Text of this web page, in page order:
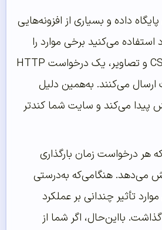
داده و بسیاری از افزونه‌هایی
می‌کنید برخی موارد را
مانند اسکریپت‌ها، CSS و تصاویر، یک درخواست HTTP
ارسال می‌کنند. به‌همین دلیل
پیدا می‌کند و سایت شما کندتر
هر درخواست زمان بارگذاری
می‌دهد. هنگامی‌که به‌درستی
تأثیر چندانی بر عملکرد
بااین‌حال، اگر شما از